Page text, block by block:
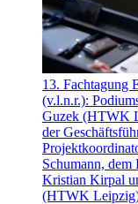
13. Fachtagung
(v.l.n.r.):
Guzek (HTWK
der
Schumann,
Kristian Kirpal
(HTWK